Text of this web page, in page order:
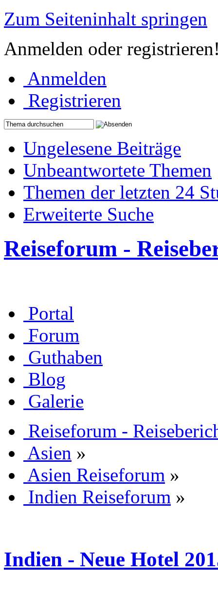
Zum Seiteninhalt springen
Anmelden oder
Anmelden
Registrieren
Ungelesene Beiträge
Unbeantwortete Themen
Themen der letzten 24
Erweiterte Suche
Reiseforum -
Portal
Forum
Guthaben
Blog
Galerie
Reiseforum -
Asien »
Asien Reiseforum »
Indien Reiseforum »
Indien - Neue Hotel